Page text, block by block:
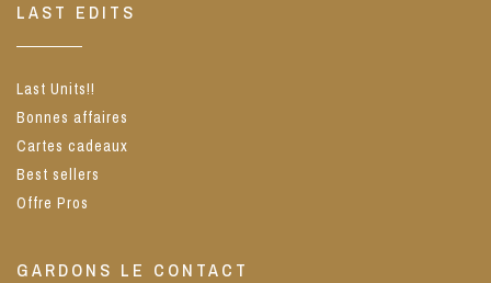
LAST EDITS
Last Units!!
Bonnes affaires
Cartes cadeaux
Best sellers
Offre Pros
GARDONS LE CONTACT